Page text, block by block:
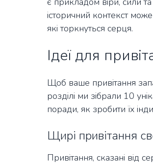
історичний контекст
які торкнуться серця.
Ідеї для
Щоб ваше привітання
розділі ми зібрали 10
поради, як зробити їх
Щирі привітання
Привітання, сказані від